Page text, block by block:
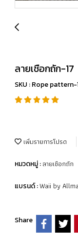
ลายเชือกถัก-17
SKU : Rope pattern-
เพิ่มรายการโปรด
หมวดหมู่ :ลายเชือกถัก
แบรนด์ :Waii by
Share